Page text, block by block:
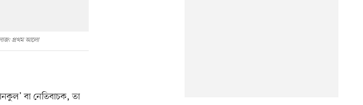
প্রথম আলো
বা নেতিবাচক, তা